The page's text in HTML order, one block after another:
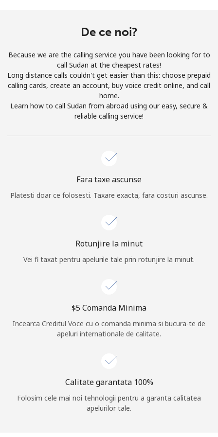
Buna!
sau
Continua cu
De ce noi?
Because we are the calling service you have been looking for to
call Sudan at the cheapest rates!
Long distance calls couldn't get easier than this: choose prepaid
calling cards, create an account, buy voice credit online, and call
home.
Learn how to call Sudan from abroad using our easy, secure &
reliable calling service!
Fara taxe ascunse
Platesti doar ce folosesti. Taxare exacta, fara costuri ascunse.
Rotunjire la minut
Vei fi taxat pentru apelurile tale prin rotunjire la minut.
⁦$5⁩ Comanda Minima
Incearca Creditul Voce cu o comanda minima si bucura-te de
apeluri internationale de calitate.
Calitate garantata 100%
Folosim cele mai noi tehnologii pentru a garanta calitatea
apelurilor tale.